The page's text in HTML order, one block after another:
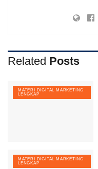
Related Posts
MATERI DIGITAL MARKETING
LENGKAP
MATERI DIGITAL MARKETING
LENGKAP